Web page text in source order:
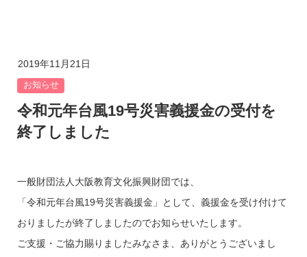
2019年11月21日
お知らせ
令和元年台風19号災害義援金の受付を
終了しました
一般財団法人大阪教育文化振興財団では、
「令和元年台風19号災害義援金」として、義援金を受け付けて
おりましたが終了しましたのでお知らせいたします。
ご支援・ご協力賜りましたみなさま、ありがとうございまし